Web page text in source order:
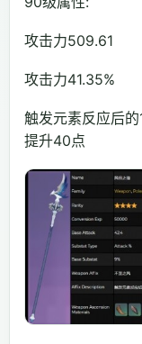
攻击力509.61
攻击力41.35%
触发元素反应后
提升40点